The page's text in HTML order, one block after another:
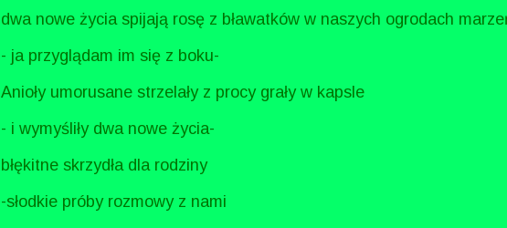
dwa nowe życia spijają rosę z bławatków w naszych ogrodach
- ja przyglądam im się z boku-
Anioły umorusane strzelały z procy grały w kapsle
- i wymyśliły dwa nowe życia-
błękitne skrzydła dla rodziny
-słodkie próby rozmowy z nami